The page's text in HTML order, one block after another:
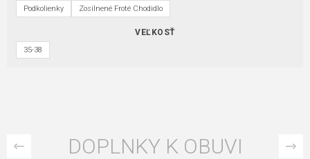
Podkolienky Zosilnené Froté Chodidlo
VEĽKOSŤ
35-38
DOPLNKY K OBUVI